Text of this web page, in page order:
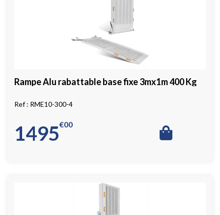
Rampe Alu rabattable base fixe 3mx1m 400 Kg
RME10-300-4
1495 00
€